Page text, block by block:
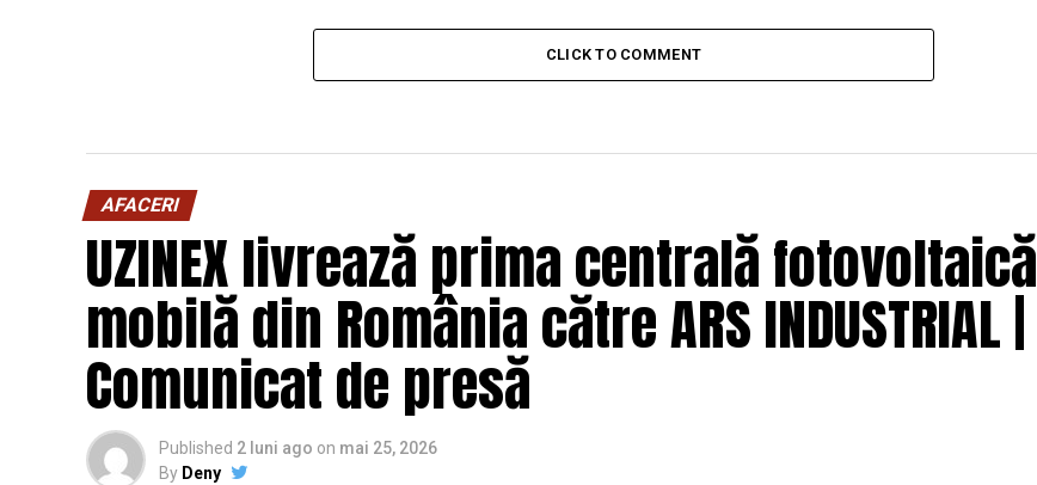
CLICK TO COMMENT
AFACERI
UZINEX livrează prima centrală fotovoltaică
mobilă din România către ARS INDUSTRIAL |
Comunicat de presă
Published 2 luni ago on mai 25, 2026
By Deny